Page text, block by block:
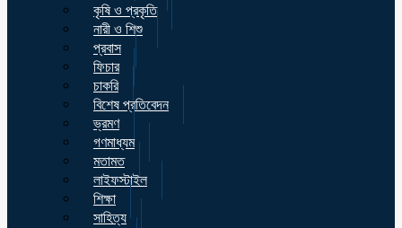
কৃষি ও প্রকৃতি
নারী ও শিশু
প্রবাস
ফিচার
চাকরি
বিশেষ প্রতিবেদন
ভ্রমণ
গণমাধ্যম
মতামত
লাইফস্টাইল
শিক্ষা
সাহিত্য